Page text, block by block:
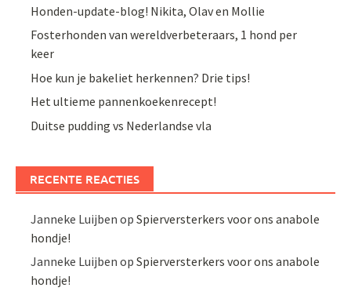
Honden-update-blog! Nikita, Olav en Mollie
Fosterhonden van wereldverbeteraars, 1 hond per
keer
Hoe kun je bakeliet herkennen? Drie tips!
Het ultieme pannenkoekenrecept!
Duitse pudding vs Nederlandse vla
RECENTE REACTIES
Janneke Luijben opSpierversterkers voor ons anabole
hondje!
Janneke Luijben opSpierversterkers voor ons anabole
hondje!